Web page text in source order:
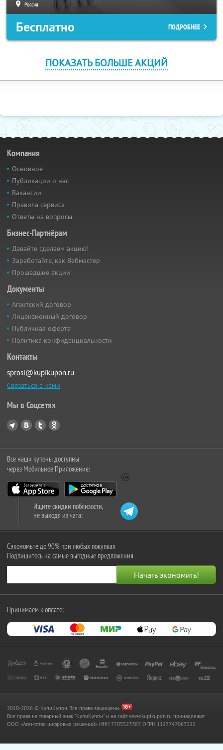
Россия
Бесплатно ПОДРОБНЕЕ
ПОКАЗАТЬ БОЛЬШЕ АКЦИЙ
Компания
Основное
Публикации о нас
Вакансии
Правила сервиса
Ответы на вопросы
Бизнес-Партнёрам
Давайте сделаем акцию!
Заработайте, как Вебмастер
Прошедшие акции
Документы
Агентский договор
Лицензионный договор
Публичная оферта
Политика конфиденциальности
Контакты
sprosi@kupikupon.ru
Связаться с нами
Мы в Соцсетях
Все наши купоны доступны
через Мобильное Приложение:
Ищите скидки поблизости,
не выходя из чата:
Сэкономьте до 90% при любых покупках
Подпишитесь на самые выгодные предложения
Принимаем к оплате:
2010-2026 © КупиКупон. Все права защищены.
Все права на товарный знак "КупиКупон" и на сайт www.kupikupon.ru принадлежат
OOO «Агентство цифровых решений» ИНН 7705523387, ОГРН 1127747063212